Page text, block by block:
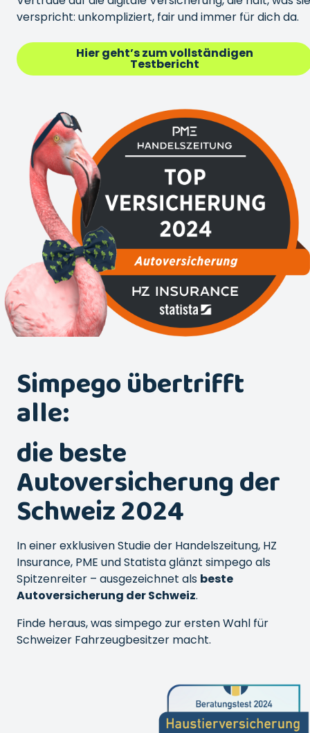
verspricht: unkompliziert, fair und immer für dich da.
Hier geht’s zum vollständigen
Testbericht
Simpego übertrifft
alle:
die beste
Autoversicherung der
Schweiz 2024
In einer exklusiven Studie der Handelszeitung, HZ
Insurance, PME und Statista glänzt simpego als
Spitzenreiter – ausgezeichnet als beste
Autoversicherung der Schweiz.
Finde heraus, was simpego zur ersten Wahl für
Schweizer Fahrzeugbesitzer macht.